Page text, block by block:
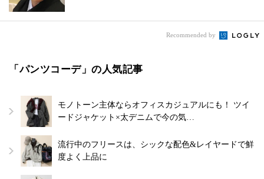
Recommended by
「パンツコーデ」の人気記事
モノトーン主体ならオフィスカジュアルにも！ ツイ
ードジャケット×太デニムで今の気…
流行中のフリースは、シックな配色&レイヤードで鮮
度よく上品に